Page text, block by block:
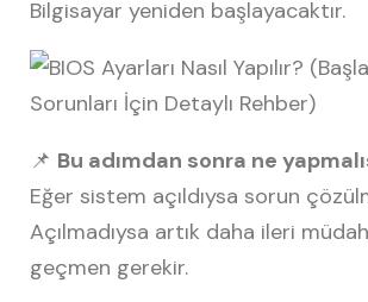
Bilgisayar yeniden başlayacaktır.
📌 Bu adımdan sonra ne
Eğer sistem açıldıysa sorun
Açılmadıysa artık daha ileri
geçmen gerekir.